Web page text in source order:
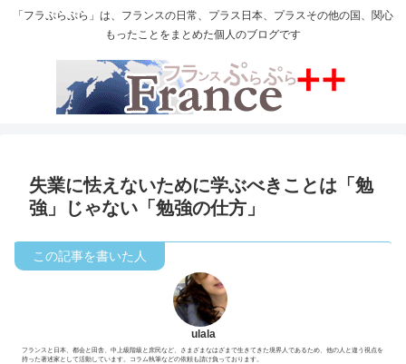
「フラぷらぷら」は、フランスの日常、プラス日本、プラスその他の国、関心
もったことをまとめた個人のブログです
失業に怯えないために学ぶべきことは「勉
強」じゃない「勉強の仕方」
ulala
フランスと日本、都会と田舎、中上級階級と庶民など、さまざまなはざまで生きてきた境界人であるため、他の人と違う視点を
持った著述家として活動しています。コラム執筆などの依頼も請け負っております。